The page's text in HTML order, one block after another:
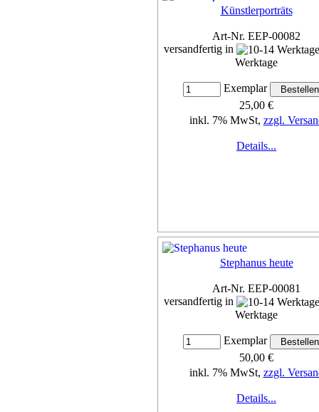
Künstlerporträts
Art-Nr. EEP-00082
versandfertig in
Werktage
Exemplar
25,00 €
inkl. 7% MwSt, zzgl.
Details...
Stephanus heute
Art-Nr. EEP-00081
versandfertig in
Werktage
Exemplar
50,00 €
inkl. 7% MwSt, zzgl.
Details...